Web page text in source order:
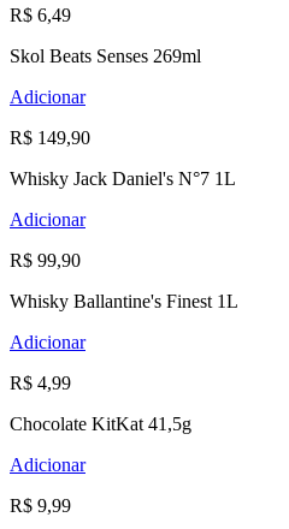
R$ 6,49
Skol Beats Senses 269ml
Adicionar
R$ 149,90
Whisky Jack Daniel's N°7 1L
Adicionar
R$ 99,90
Whisky Ballantine's Finest 1L
Adicionar
R$ 4,99
Chocolate KitKat 41,5g
Adicionar
R$ 9,99